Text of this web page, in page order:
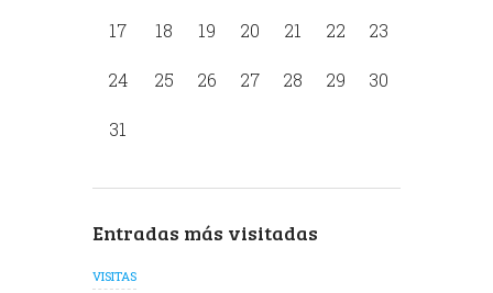
17 18 19 20 21 22 23
24 25 26 27 28 29 30
31
Entradas más visitadas
VISITAS